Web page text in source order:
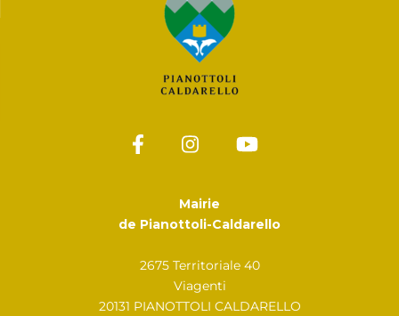
Mairie
de Pianottoli-Caldarello
2675 Territoriale 40
Viagenti
20131 PIANOTTOLI CALDARELLO